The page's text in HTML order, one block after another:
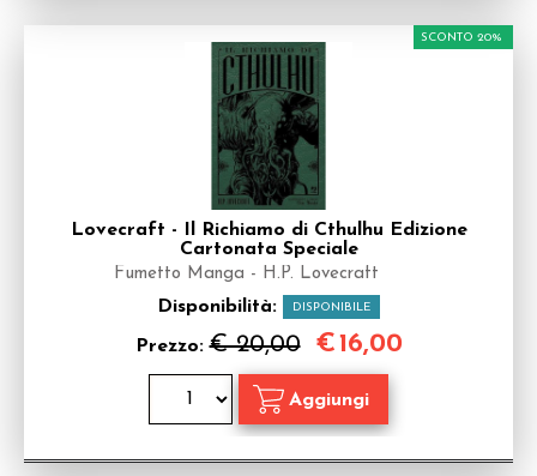
Lovecraft - Il Richiamo di Cthulhu Edizione
Cartonata Speciale
Fumetto Manga - H.P. Lovecraft
Disponibilità: DISPONIBILE
Prezzo:€ 20,00
SCONTO 20%
€16,00